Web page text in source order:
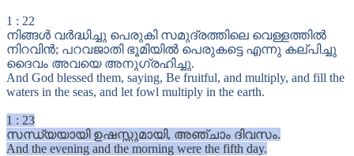
1 : 22
നിങ്ങൾ വർദ്ധിച്ചു പെരുകി സമുദ്രത്തിലെ വെള്ളത്തിൽ
നിറവിൻ; പറവജാതി ഭൂമിയിൽ പെരുകട്ടെ എന്നു കല്പിച്ചു
ദൈവം അവയെ അനുഗ്രഹിച്ചു.
And God blessed them, saying, Be fruitful, and multiply, and fill the
waters in the seas, and let fowl multiply in the earth.
1 : 23
സന്ധ്യയായി ഉഷസ്സുമായി, അഞ്ചാം ദിവസം.
And the evening and the morning were the fifth day.